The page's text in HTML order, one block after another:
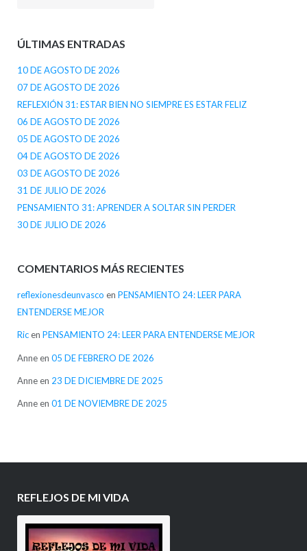
ÚLTIMAS ENTRADAS
10 DE AGOSTO DE 2026
07 DE AGOSTO DE 2026
REFLEXIÓN 31: ESTAR BIEN NO SIEMPRE ES ESTAR FELIZ
06 DE AGOSTO DE 2026
05 DE AGOSTO DE 2026
04 DE AGOSTO DE 2026
03 DE AGOSTO DE 2026
31 DE JULIO DE 2026
PENSAMIENTO 31: APRENDER A SOLTAR SIN PERDER
30 DE JULIO DE 2026
COMENTARIOS MÁS RECIENTES
reflexionesdeunvasco en PENSAMIENTO 24: LEER PARA
ENTENDERSE MEJOR
Ricen PENSAMIENTO 24: LEER PARA ENTENDERSE MEJOR
Anneen 05 DE FEBRERO DE 2026
Anneen 23 DE DICIEMBRE DE 2025
Anneen 01 DE NOVIEMBRE DE 2025
REFLEJOS DE MI VIDA